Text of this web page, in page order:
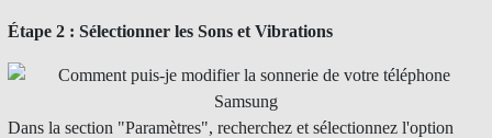
Étape 2 : Sélectionner les Sons et Vibrations
Dans la section "Paramètres", recherchez et sélectionnez l'option